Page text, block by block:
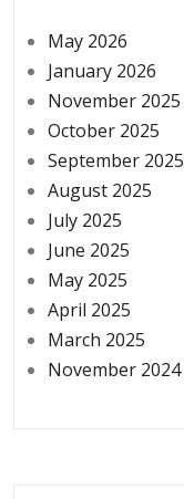
May 2026
January 2026
November 2025
October 2025
September 2025
August 2025
July 2025
June 2025
May 2025
April 2025
March 2025
November 2024